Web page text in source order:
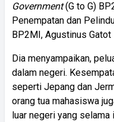
Government(G to G)
Penempatan dan
BP2MI, Agustinus Gatot
Dia menyampaikan,
dalam negeri.
seperti Jepang dan
orang tua mahasiswa
luar negeri yang